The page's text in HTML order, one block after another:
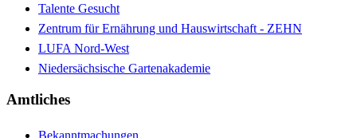
Talente Gesucht
Zentrum für Ernährung und Hauswirtschaft - ZEHN
LUFA Nord-West
Niedersächsische Gartenakademie
Amtliches